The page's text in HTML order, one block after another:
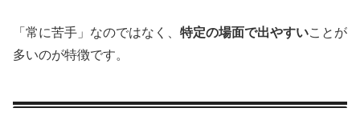
「常に苦手」なのではなく、 特定の場面で出やすいことが
多いのが特徴です。